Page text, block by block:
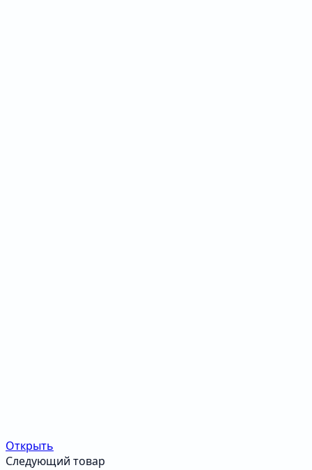
Открыть
Следующий товар